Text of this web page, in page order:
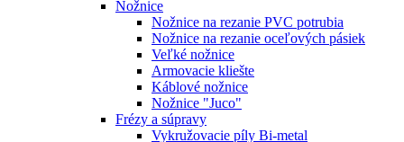
Nožnice
Nožnice na rezanie PVC potrubia
Nožnice na rezanie oceľových pásiek
Veľké nožnice
Armovacie kliešte
Káblové nožnice
Nožnice "Juco"
Frézy a súpravy
Vykružovacie píly Bi-metal